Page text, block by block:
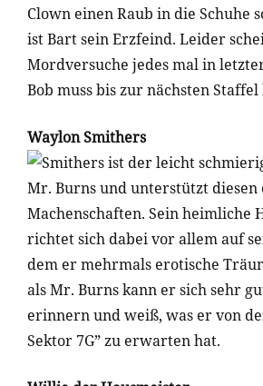
Clown einen Raub in die Schuhe
ist Bart sein Erzfeind. Leider
Mordversuche jedes mal in
Bob muss bis zur nächsten
Waylon Smithers
Smithers ist der leicht
Mr. Burns und unterstützt diesen
Machenschaften. Sein heimliche
richtet sich dabei vor allem auf
dem er mehrmals erotische
als Mr. Burns kann er sich sehr
erinnern und weiß, was er von
Sektor 7G” zu erwarten hat.